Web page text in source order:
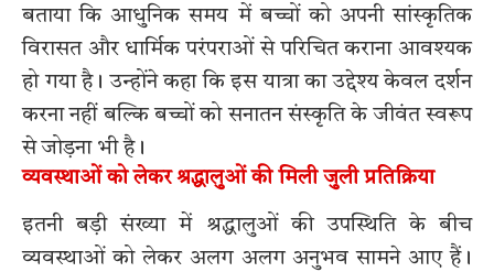
बताया कि आधुनिक समय में बच्चों को अपनी सांस्कृतिक
विरासत और धार्मिक परंपराओं से परिचित कराना आवश्यक
हो गया है। उन्होंने कहा कि इस यात्रा का उद्देश्य केवल दर्शन
करना नहीं बल्कि बच्चों को सनातन संस्कृति के जीवंत स्वरूप
से जोड़ना भी है।
व्यवस्थाओं को लेकर श्रद्धालुओं की मिली जुली प्रतिक्रिया
इतनी बड़ी संख्या में श्रद्धालुओं की उपस्थिति के बीच
व्यवस्थाओं को लेकर अलग अलग अनुभव सामने आए हैं।